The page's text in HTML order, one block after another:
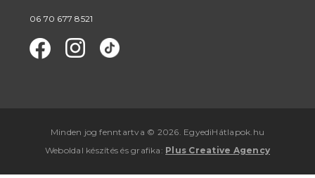
06 70 677 8521
Minden jog fenntartva © 2026. EgyediHátlapok.hu
Weboldal készítés ésgrafika : Plus Creative Agency